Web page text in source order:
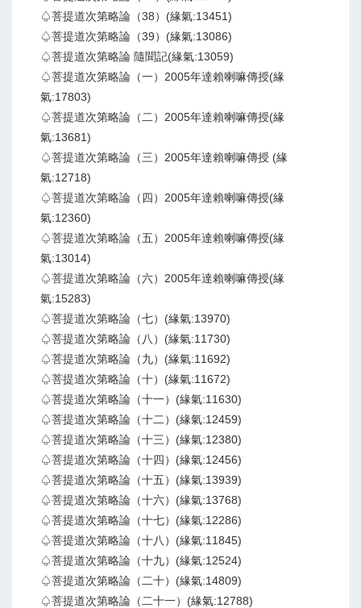
♤菩提道次第略論（38）(緣氣:13451)
♤菩提道次第略論（39）(緣氣:13086)
♤菩提道次第略論 隨聞記(緣氣:13059)
♤菩提道次第略論（一）2005年達賴喇嘛傳授(緣
氣:17803)
♤菩提道次第略論（二）2005年達賴喇嘛傳授(緣
氣:13681)
♤菩提道次第略論（三）2005年達賴喇嘛傳授 (緣
氣:12718)
♤菩提道次第略論（四）2005年達賴喇嘛傳授(緣
氣:12360)
♤菩提道次第略論（五）2005年達賴喇嘛傳授(緣
氣:13014)
♤菩提道次第略論（六）2005年達賴喇嘛傳授(緣
氣:15283)
♤菩提道次第略論（七）(緣氣:13970)
♤菩提道次第略論（八）(緣氣:11730)
♤菩提道次第略論（九）(緣氣:11692)
♤菩提道次第略論（十）(緣氣:11672)
♤菩提道次第略論（十一）(緣氣:11630)
♤菩提道次第略論（十二）(緣氣:12459)
♤菩提道次第略論（十三）(緣氣:12380)
♤菩提道次第略論（十四）(緣氣:12456)
♤菩提道次第略論（十五）(緣氣:13939)
♤菩提道次第略論（十六）(緣氣:13768)
♤菩提道次第略論（十七）(緣氣:12286)
♤菩提道次第略論（十八）(緣氣:11845)
♤菩提道次第略論（十九）(緣氣:12524)
♤菩提道次第略論（二十）(緣氣:14809)
♤菩提道次第略論（二十一）(緣氣:12788)